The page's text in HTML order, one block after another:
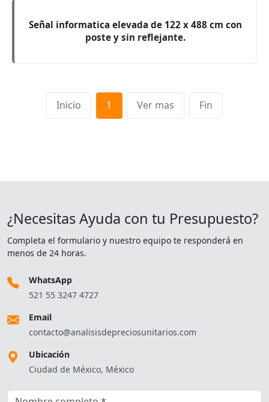
Señal informatica elevada de 122 x 488 cm con
poste y sin reflejante.
Inicio 1 Ver mas Fin
¿Necesitas Ayuda con tu Presupuesto?
Completa el formulario y nuestro equipo te responderá en
menos de 24 horas.
WhatsApp
521 55 3247 4727
Email
contacto@analisisdepreciosunitarios.com
Ubicación
Ciudad de México, México